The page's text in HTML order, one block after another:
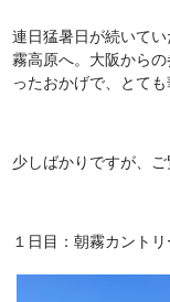
連日猛暑日が続いて
霧高原へ。大阪から
ったおかげで、とて
少しばかりですが、
１日目：朝霧カント